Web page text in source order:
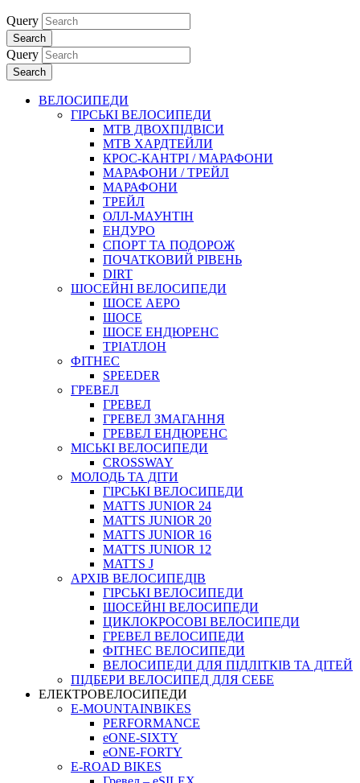
Query
Search
Query
Search
ВЕЛОСИПЕДИ
ГІРСЬКІ ВЕЛОСИПЕДИ
MTB ДВОХПIДВIСИ
MTB ХАРДТЕЙЛИ
КРОС-КАНТРI / МАРАФОНИ
МАРАФОНИ / ТРЕЙЛ
МАРАФОНИ
ТРЕЙЛ
ОЛЛ-МАУНТIН
ЕНДУРО
СПОРТ ТА ПОДОРОЖ
ПОЧАТКОВИЙ РIВЕНЬ
DIRT
ШОСЕЙНІ ВЕЛОСИПЕДИ
ШОСЕ АЕРО
ШОСЕ
ШОСЕ ЕНДЮРЕНС
ТРІАТЛОН
ФІТНЕС
SPEEDER
ГРЕВЕЛ
ГРЕВЕЛ
ГРЕВЕЛ ЗМАГАННЯ
ГРЕВЕЛ ЕНДЮРЕНС
МІСЬКІ ВЕЛОСИПЕДИ
CROSSWAY
МОЛОДЬ ТА ДІТИ
ГIРСЬКI ВЕЛОСИПЕДИ
MATTS JUNIOR 24
MATTS JUNIOR 20
MATTS JUNIOR 16
MATTS JUNIOR 12
MATTS J
АРХIВ ВЕЛОСИПЕДIВ
ГІРСЬКІ ВЕЛОСИПЕДИ
ШОСЕЙНІ ВЕЛОСИПЕДИ
ЦИКЛОКРОСОВІ ВЕЛОСИПЕДИ
ГРЕВЕЛ ВЕЛОСИПЕДИ
ФІТНЕС ВЕЛОСИПЕДИ
ВЕЛОСИПЕДИ ДЛЯ ПІДЛІТКІВ ТА ДІТЕЙ
ПIДБЕРИ ВЕЛОСИПЕД ДЛЯ СЕБЕ
ЕЛЕКТРОВЕЛОСИПЕДИ
E-MOUNTAINBIKES
PERFORMANCE
eONE-SIXTY
eONE-FORTY
E-ROAD BIKES